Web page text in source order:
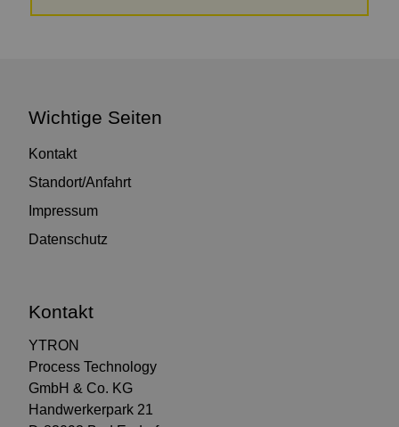
Wichtige Seiten
Kontakt
Standort/Anfahrt
Impressum
Datenschutz
Kontakt
YTRON
Process Technology
GmbH & Co. KG
Handwerkerpark 21